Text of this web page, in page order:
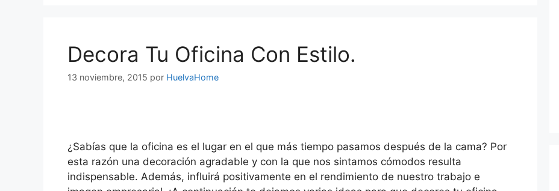
Decora Tu Oficina Con Estilo.
13 noviembre, 2015 por HuelvaHome
¿Sabías que la oficina es el lugar en el que más tiempo pasamos después de la cama? Por
esta razón una decoración agradable y con la que nos sintamos cómodos resulta
indispensable. Además, influirá positivamente en el rendimiento de nuestro trabajo e